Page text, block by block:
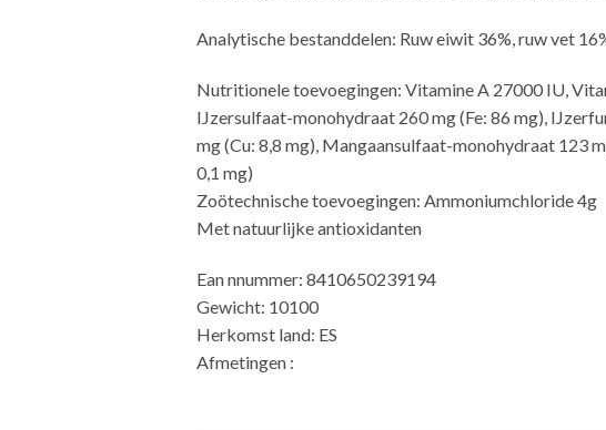
Analytische bestanddelen: Ruw eiwit 36%, ruw vet
Nutritionele toevoegingen: Vitamine A 27000 IU,
IJzersulfaat-monohydraat 260 mg (Fe: 86 mg),
mg (Cu: 8,8 mg), Mangaansulfaat-monohydraat 123
0,1 mg)
Zoötechnische toevoegingen: Ammoniumchloride 4g
Met natuurlijke antioxidanten
Ean nnummer: 8410650239194
Gewicht: 10100
Herkomst land: ES
Afmetingen :